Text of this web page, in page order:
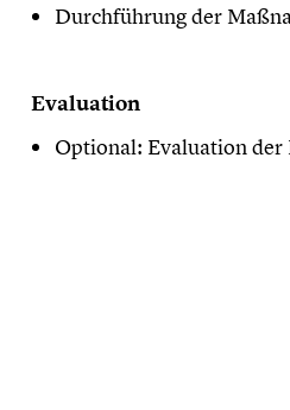
Durchführung der
Evaluation
Optional: Evaluation der